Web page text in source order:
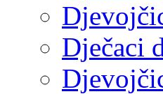
Dječaci